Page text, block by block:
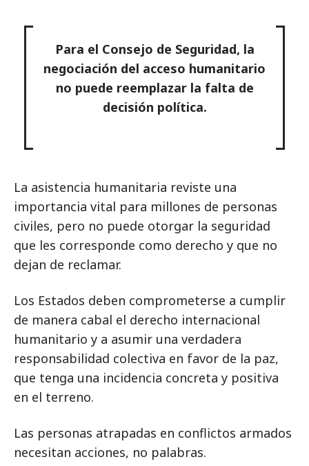
Para el Consejo de Seguridad, la
negociación del acceso humanitario
no puede reemplazar la falta de
decisión política.
La asistencia humanitaria reviste una
importancia vital para millones de personas
civiles, pero no puede otorgar la seguridad
que les corresponde como derecho y que no
dejan de reclamar.
Los Estados deben comprometerse a cumplir
de manera cabal el derecho internacional
humanitario y a asumir una verdadera
responsabilidad colectiva en favor de la paz,
que tenga una incidencia concreta y positiva
en el terreno.
Las personas atrapadas en conflictos armados
necesitan acciones, no palabras.